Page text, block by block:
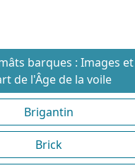
barques : Images
de l'Âge de la voile
Brigantin
Brick